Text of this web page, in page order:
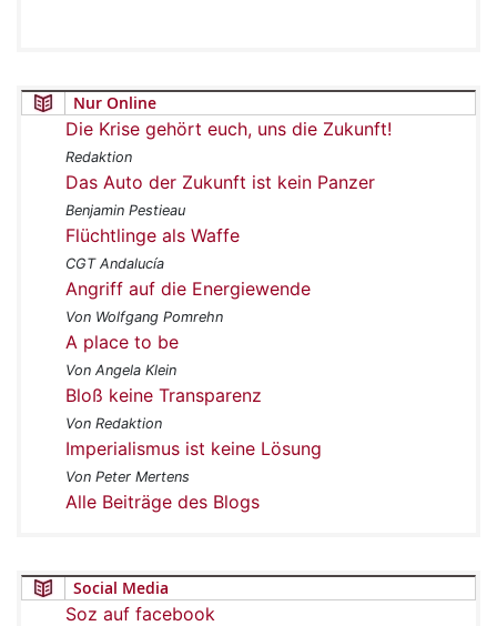
Nur Online
Die Krise gehört euch, uns die Zukunft!
Redaktion
Das Auto der Zukunft ist kein Panzer
Benjamin Pestieau
Flüchtlinge als Waffe
CGT Andalucía
Angriff auf die Energiewende
Von Wolfgang Pomrehn
A place to be
Von Angela Klein
Bloß keine Transparenz
Von Redaktion
Imperialismus ist keine Lösung
Von Peter Mertens
Alle Beiträge des Blogs
Social Media
Soz auf facebook